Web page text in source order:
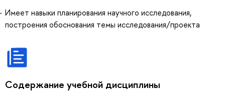
Имеет навыки планирования научного исследования,
построения обоснования темы исследования/проекта
Содержание учебной дисциплины